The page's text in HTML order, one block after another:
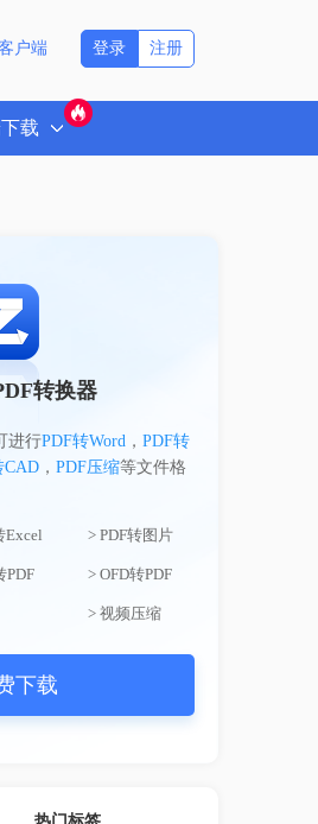
户端 注册
登录
载
转换器
进行PDF转Word， PDF转
CAD， PDF压缩等文件格
Excel > PDF转图片
PDF > OFD转PDF
> 视频压缩
下载